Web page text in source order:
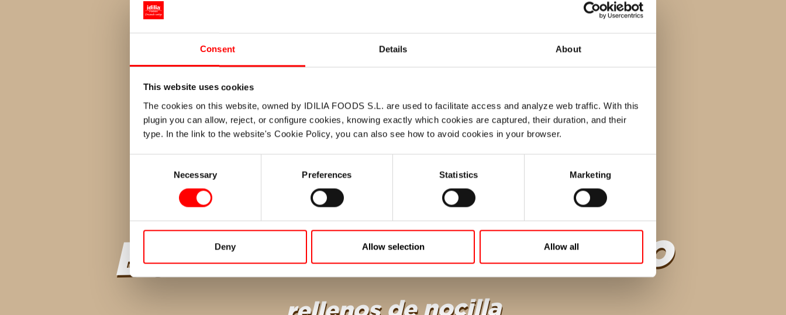
Consent Details About
This website uses cookies
The cookies on this website, owned by IDILIA FOODS S.L. are used to facilitate access and analyze web traffic. With this
plugin you can allow, reject, or configure cookies, knowing exactly which cookies are captured, their duration, and their
type. In the link to the website's Cookie Policy, you can also see how to avoid cookies in your browser.
Necessary Preferences Statistics Marketing
Deny Allow selection Allow all
Cómo caocinar unos
Buñuelos al Cacao Puro
rellenos de nocilla